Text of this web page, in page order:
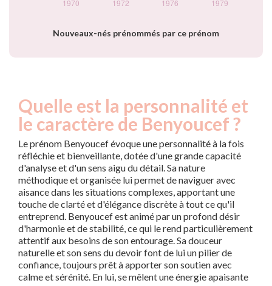
Nouveaux-nés prénommés par ce prénom
Quelle est la personnalité et
le caractère de Benyoucef ?
Le prénom Benyoucef évoque une personnalité à la fois
réfléchie et bienveillante, dotée d'une grande capacité
d'analyse et d'un sens aigu du détail. Sa nature
méthodique et organisée lui permet de naviguer avec
aisance dans les situations complexes, apportant une
touche de clarté et d'élégance discrète à tout ce qu'il
entreprend. Benyoucef est animé par un profond désir
d'harmonie et de stabilité, ce qui le rend particulièrement
attentif aux besoins de son entourage. Sa douceur
naturelle et son sens du devoir font de lui un pilier de
confiance, toujours prêt à apporter son soutien avec
calme et sérénité. En lui, se mêlent une énergie apaisante